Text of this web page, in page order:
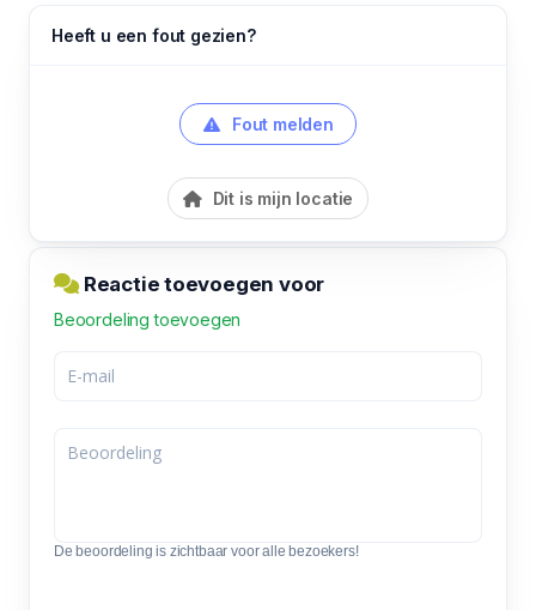
Heeft u een fout gezien?
Fout melden
Dit is mijn locatie
Reactie toevoegen voor
Beoordeling toevoegen
De beoordeling is zichtbaar voor alle bezoekers!